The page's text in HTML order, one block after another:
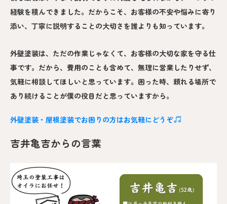
経験を積んできました。だからこそ、お客様の不安や悩みに寄り
添い、丁寧に説明することの大切さを誰よりも知っています。
外壁塗装は、ただの作業じゃなくて、お客様の大切な家を守る仕
事です。だから、費用のことも含めて、無理に営業したりせず、
気軽に相談してほしいと思っています。困った時、頼れる場所で
あり続けることが僕の役目だと思っていますから。
外壁塗装・屋根塗装でお困りの方はお気軽にどうぞ
吉井亀吉からの言葉